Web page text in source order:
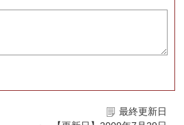
最終更新日